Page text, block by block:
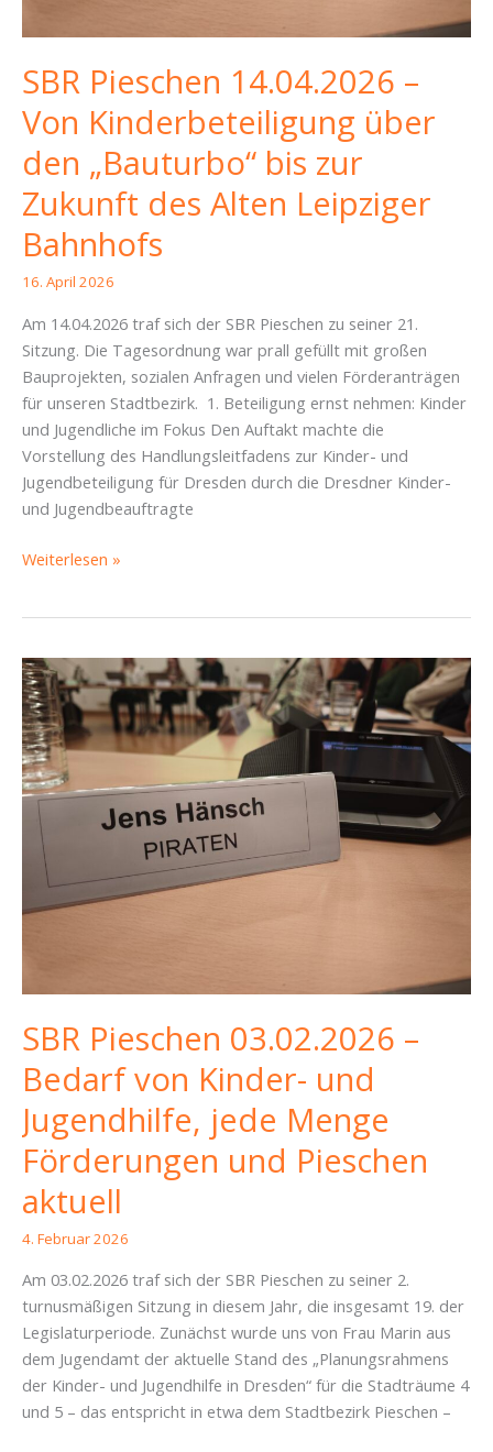
SBR Pieschen 14.04.2026 –
Von Kinderbeteiligung über
den „Bauturbo“ bis zur
Zukunft des Alten Leipziger
Bahnhofs
16. April 2026
Am 14.04.2026 traf sich der SBR Pieschen zu seiner 21.
Sitzung. Die Tagesordnung war prall gefüllt mit großen
Bauprojekten, sozialen Anfragen und vielen Förderanträgen
für unseren Stadtbezirk. 1. Beteiligung ernst nehmen: Kinder
und Jugendliche im Fokus Den Auftakt machte die
Vorstellung des Handlungsleitfadens zur Kinder- und
Jugendbeteiligung für Dresden durch die Dresdner Kinder-
und Jugendbeauftragte
SBR
Von
Kinderbeteiligung
über
den
„Bauturbo“
bis
zur
Zukunft
des
Alten
Weiterlesen »
SBR Pieschen 03.02.2026 –
Bedarf von Kinder- und
Jugendhilfe, jede Menge
Förderungen und Pieschen
aktuell
4. Februar 2026
Am 03.02.2026 traf sich der SBR Pieschen zu seiner 2.
turnusmäßigen Sitzung in diesem Jahr, die insgesamt 19. der
Legislaturperiode. Zunächst wurde uns von Frau Marin aus
dem Jugendamt der aktuelle Stand des „Planungsrahmens
der Kinder- und Jugendhilfe in Dresden“ für die Stadträume 4
und 5 – das entspricht in etwa dem Stadtbezirk Pieschen –